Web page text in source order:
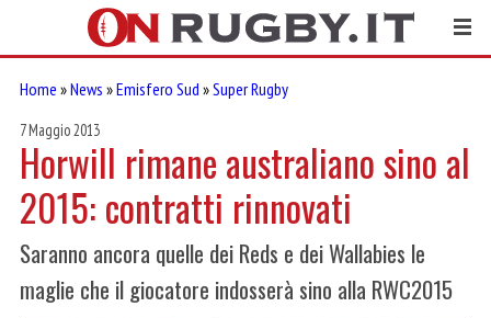
Home »News »Emisfero Sud »Super Rugby
7 Maggio 2013
Horwill rimane australiano sino al
2015: contratti rinnovati
Saranno ancora quelle dei Reds e dei Wallabies le
maglie che il giocatore indosserà sino alla RWC2015